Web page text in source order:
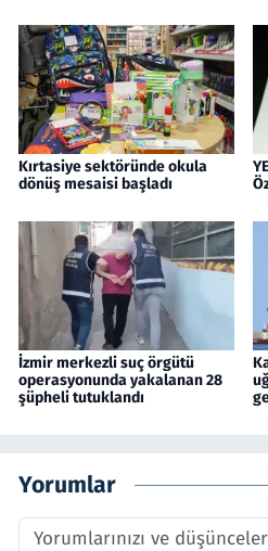
Kırtasiye sektöründe okula
dönüş mesaisi başladı
İzmir merkezli suç örgütü
operasyonunda yakalanan 28
şüpheli tutuklandı
Yorumlar